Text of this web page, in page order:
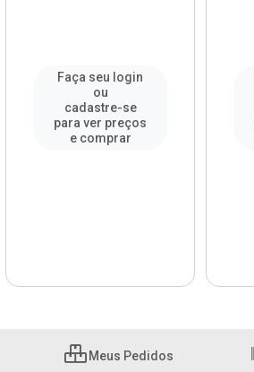
Faça seu login
ou
cadastre-se
para ver preços
e comprar
Meus Pedidos